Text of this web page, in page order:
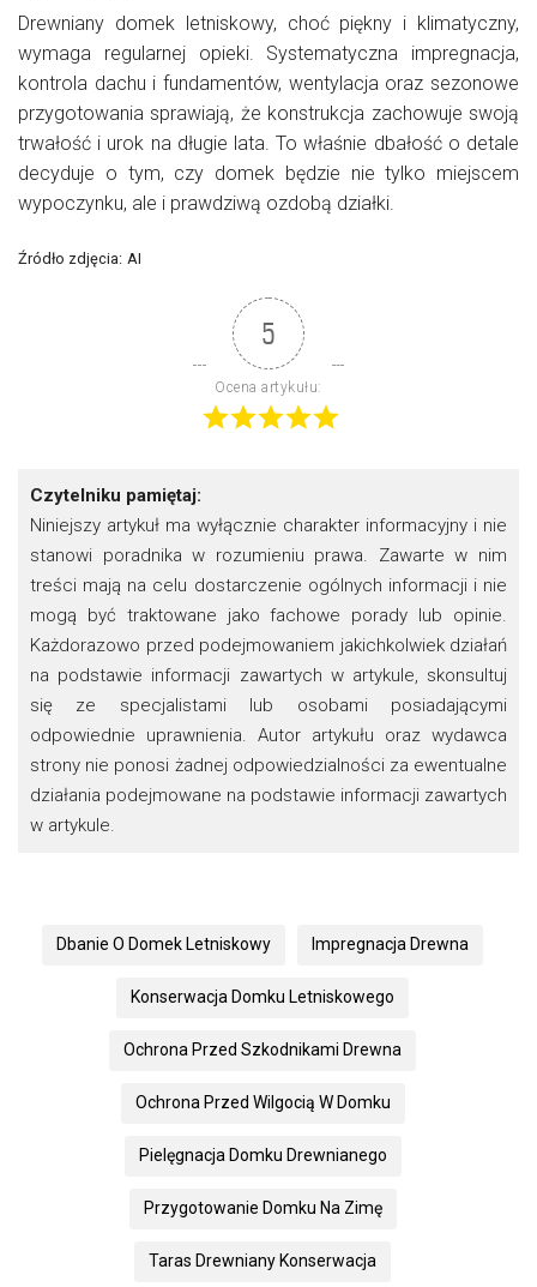
Drewniany domek letniskowy, choć piękny i klimatyczny,
wymaga regularnej opieki. Systematyczna impregnacja,
kontrola dachu i fundamentów, wentylacja oraz sezonowe
przygotowania sprawiają, że konstrukcja zachowuje swoją
trwałość i urok na długie lata. To właśnie dbałość o detale
decyduje o tym, czy domek będzie nie tylko miejscem
wypoczynku, ale i prawdziwą ozdobą działki.
Źródło zdjęcia: AI
5
Ocena artykułu:
Czytelniku pamiętaj:
Niniejszy artykuł ma wyłącznie charakter informacyjny i nie
stanowi poradnika w rozumieniu prawa. Zawarte w nim
treści mają na celu dostarczenie ogólnych informacji i nie
mogą być traktowane jako fachowe porady lub opinie.
Każdorazowo przed podejmowaniem jakichkolwiek działań
na podstawie informacji zawartych w artykule, skonsultuj
się ze specjalistami lub osobami posiadającymi
odpowiednie uprawnienia. Autor artykułu oraz wydawca
strony nie ponosi żadnej odpowiedzialności za ewentualne
działania podejmowane na podstawie informacji zawartych
w artykule.
Dbanie O Domek Letniskowy Impregnacja Drewna
Konserwacja Domku Letniskowego
Ochrona Przed Szkodnikami Drewna
Ochrona Przed Wilgocią W Domku
Pielęgnacja Domku Drewnianego
Przygotowanie Domku Na Zimę
Taras Drewniany Konserwacja